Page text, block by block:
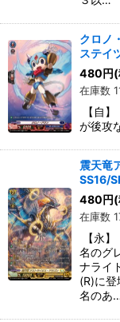
クロノ
ステイ
480円
在庫数
【自
が後攻
震天竜
SS16/
480円
在庫数
【永
名のグ
ナライ
(R)に
名のあ